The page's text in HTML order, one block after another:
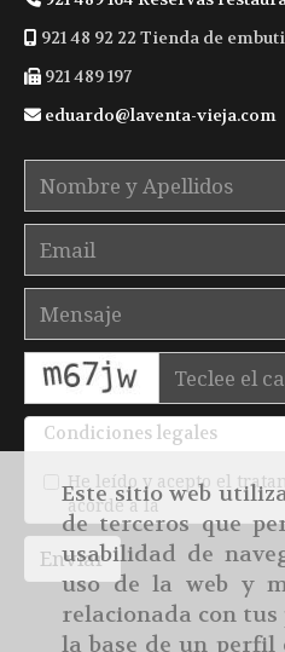
Este sitio web
de terceros que
usabilidad de
uso de la web y
relacionada con tus
la base de un
921 48 92 22 Tienda de
921 489 197
eduardo
laventa-vieja.com
Condiciones legales
He leído y acepto el
acorde a la
política de
Enviar